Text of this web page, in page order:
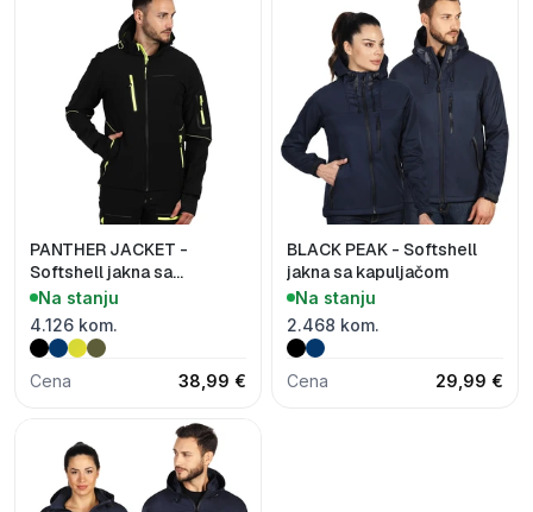
PANTHER JACKET -
Softshell jakna sa
kapuljačom
Na stanju
4.126 kom.
Cena 38,99 €
BLACK PEAK - Softshell
jakna sa kapuljačom
Na stanju
2.468 kom.
Cena 29,99 €